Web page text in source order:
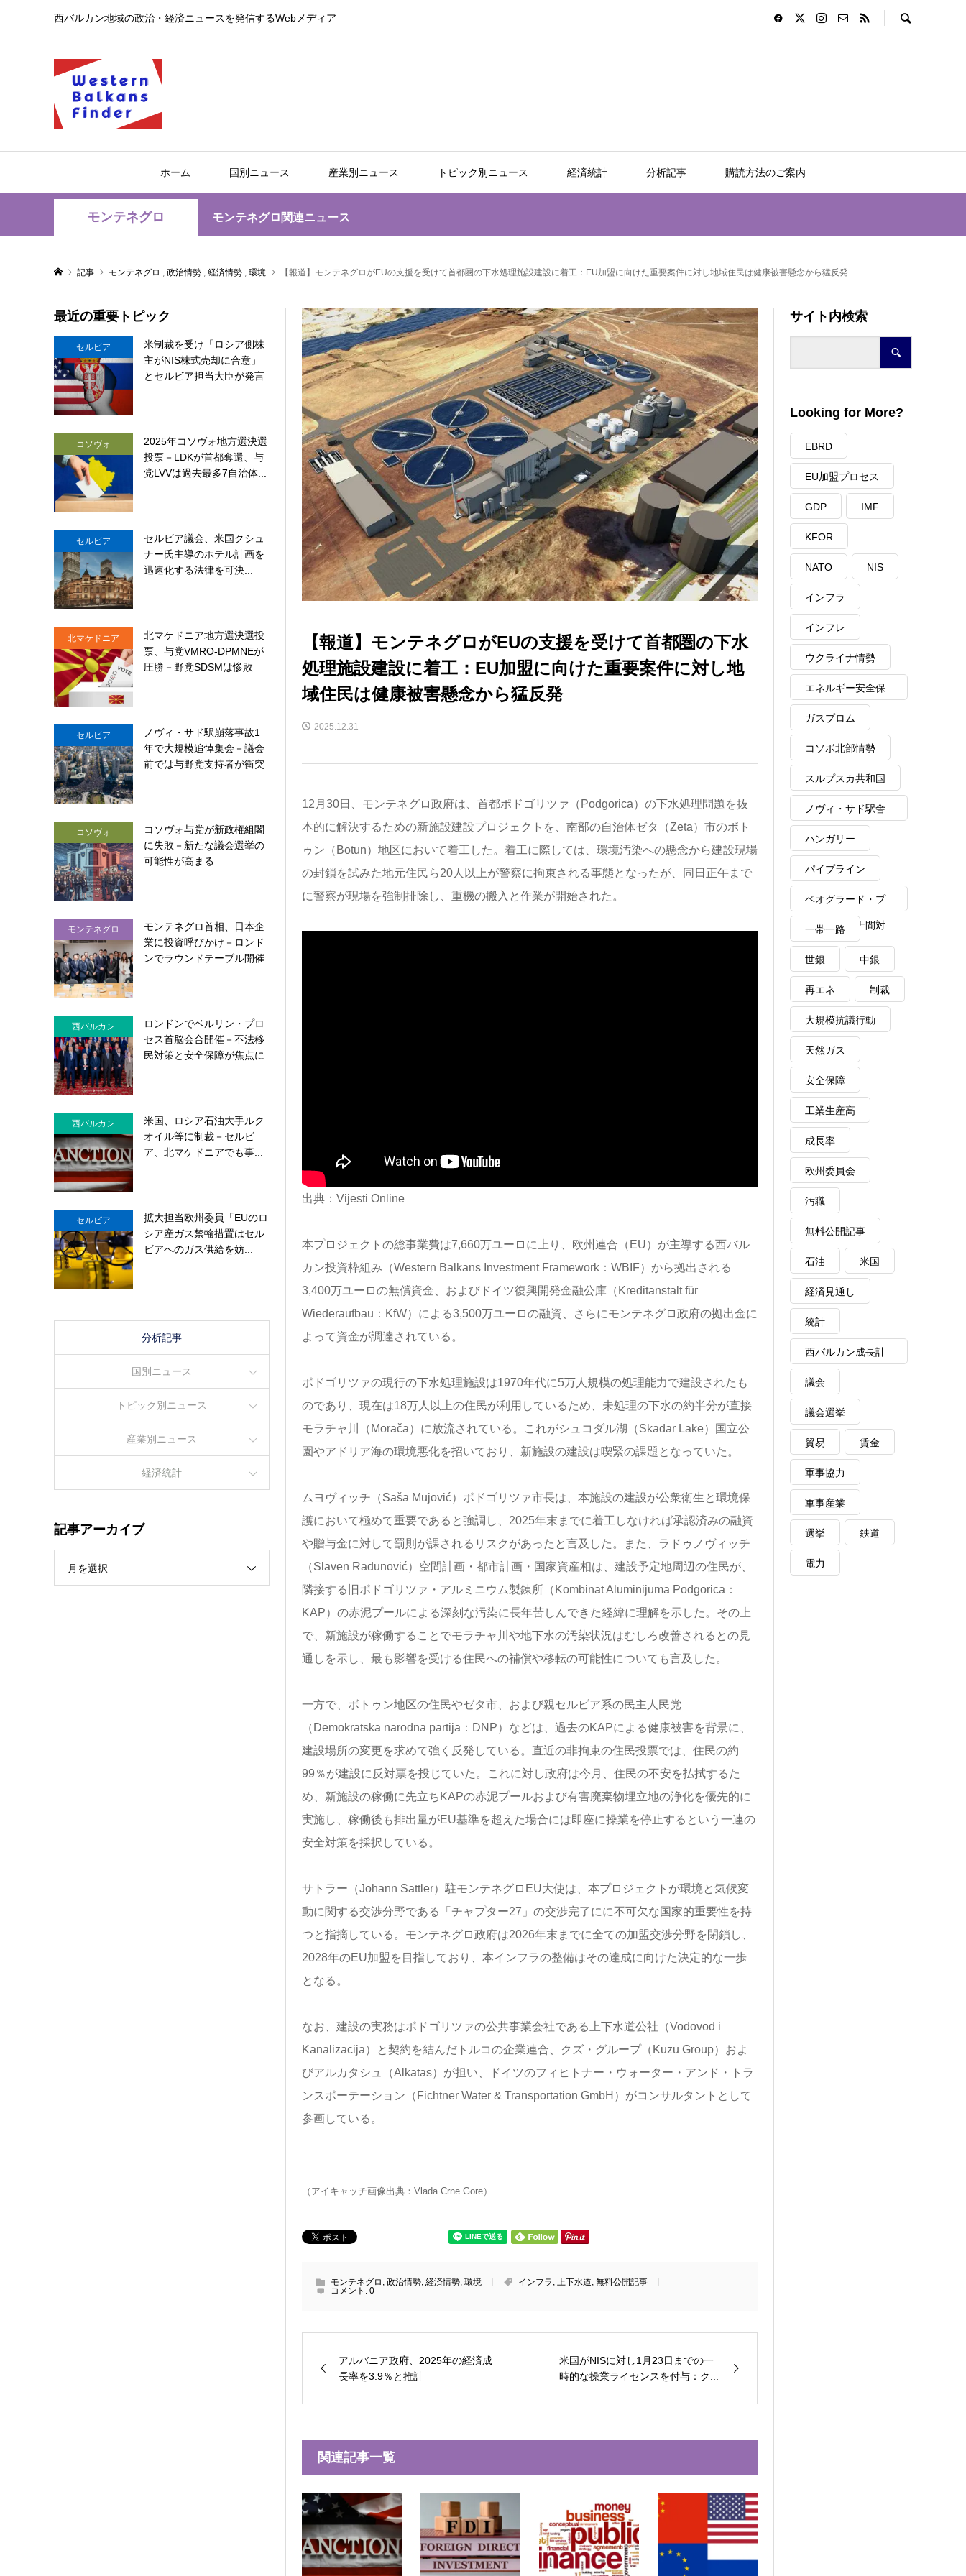
西バルカン地域の政治・経済ニュースを発信するWebメディア
ホーム 国別ニュース 産業別ニュース トピック別ニュース 経済統計 分析記事 購読方法のご案内
モンテネグロ モンテネグロ関連ニュース
記事 モンテネグロ 政治情勢 経済情勢 環境 【報道】モンテネグロがEUの支援を受けて首都圏の下水処理施設建設に着工：EU加盟に向けた重要案件に対し地域住民は健康被害懸念から猛反発
【報道】モンテネグロがEUの支援を受けて首都圏の下水
処理施設建設に着工：EU加盟に向けた重要案件に対し地
域住民は健康被害懸念から猛反発
2025.12.31
12月30日、モンテネグロ政府は、首都ポドゴリツァ（Podgorica）の下水処理問題を抜
本的に解決するための新施設建設プロジェクトを、南部の自治体ゼタ（Zeta）市のボト
ゥン（Botun）地区において着工した。着工に際しては、環境汚染への懸念から建設現場
の封鎖を試みた地元住民ら20人以上が警察に拘束される事態となったが、同日正午まで
に警察が現場を強制排除し、重機の搬入と作業が開始された。
出典：Vijesti Online
本プロジェクトの総事業費は7,660万ユーロに上り、欧州連合（EU）が主導する西バル
カン投資枠組み（Western Balkans Investment Framework：WBIF）から拠出される
3,400万ユーロの無償資金、およびドイツ復興開発金融公庫（Kreditanstalt für
Wiederaufbau：KfW）による3,500万ユーロの融資、さらにモンテネグロ政府の拠出金に
よって資金が調達されている。
ポドゴリツァの現行の下水処理施設は1970年代に5万人規模の処理能力で建設されたも
のであり、現在は18万人以上の住民が利用しているため、未処理の下水の約半分が直接
モラチャ川（Morača）に放流されている。これがシュコダル湖（Skadar Lake）国立公
園やアドリア海の環境悪化を招いており、新施設の建設は喫緊の課題となっていた。
ムヨヴィッチ（Saša Mujović）ポドゴリツァ市長は、本施設の建設が公衆衛生と環境保
護において極めて重要であると強調し、2025年末までに着工しなければ承認済みの融資
や贈与金に対して罰則が課されるリスクがあったと言及した。また、ラドゥノヴィッチ
（Slaven Radunović）空間計画・都市計画・国家資産相は、建設予定地周辺の住民が、
隣接する旧ポドゴリツァ・アルミニウム製錬所（Kombinat Aluminijuma Podgorica：
KAP）の赤泥プールによる深刻な汚染に長年苦しんできた経緯に理解を示した。その上
で、新施設が稼働することでモラチャ川や地下水の汚染状況はむしろ改善されるとの見
通しを示し、最も影響を受ける住民への補償や移転の可能性についても言及した。
一方で、ボトゥン地区の住民やゼタ市、および親セルビア系の民主人民党
（Demokratska narodna partija：DNP）などは、過去のKAPによる健康被害を背景に、
建設場所の変更を求めて強く反発している。直近の非拘束の住民投票では、住民の約
99％が建設に反対票を投じていた。これに対し政府は今月、住民の不安を払拭するた
め、新施設の稼働に先立ちKAPの赤泥プールおよび有害廃棄物埋立地の浄化を優先的に
実施し、稼働後も排出量がEU基準を超えた場合には即座に操業を停止するという一連の
安全対策を採択している。
サトラー（Johann Sattler）駐モンテネグロEU大使は、本プロジェクトが環境と気候変
動に関する交渉分野である「チャプター27」の交渉完了にに不可欠な国家的重要性を持
つと指摘している。モンテネグロ政府は2026年末までに全ての加盟交渉分野を閉鎖し、
2028年のEU加盟を目指しており、本インフラの整備はその達成に向けた決定的な一歩
となる。
なお、建設の実務はポドゴリツァの公共事業会社である上下水道公社（Vodovod i
Kanalizacija）と契約を結んだトルコの企業連合、クズ・グループ（Kuzu Group）およ
びアルカタシュ（Alkatas）が担い、ドイツのフィヒトナー・ウォーター・アンド・トラ
ンスポーテーション（Fichtner Water & Transportation GmbH）がコンサルタントとして
参画している。
（アイキャッチ画像出典：Vlada Crne Gore）
モンテネグロ , 政治情勢, 経済情勢, 環境 インフラ , 上下水道, 無料公開記事
コメント: 0
アルバニア政府、2025年の経済成
長率を3.9％と推計
米国がNISに対し1月23日までの一
時的な操業ライセンスを付与：ク...
関連記事一覧
最近の重要トピック
セルビア
米制裁を受け「ロシア側株
主がNIS株式売却に合意」
とセルビア担当大臣が発言
コソヴォ
2025年コソヴォ地方選決選
投票－LDKが首都奪還、与
党LVVは過去最多7自治体...
セルビア
セルビア議会、米国クシュ
ナー氏主導のホテル計画を
迅速化する法律を可決...
北マケドニア
北マケドニア地方選決選投
票、与党VMRO-DPMNEが
圧勝－野党SDSMは惨敗
セルビア
ノヴィ・サド駅崩落事故1
年で大規模追悼集会－議会
前では与野党支持者が衝突
コソヴォ
コソヴォ与党が新政権組閣
に失敗－新たな議会選挙の
可能性が高まる
モンテネグロ
モンテネグロ首相、日本企
業に投資呼びかけ－ロンド
ンでラウンドテーブル開催
西バルカン
ロンドンでベルリン・プロ
セス首脳会合開催－不法移
民対策と安全保障が焦点に
西バルカン
米国、ロシア石油大手ルク
オイル等に制裁－セルビ
ア、北マケドニアでも事...
セルビア
拡大担当欧州委員「EUのロ
シア産ガス禁輸措置はセル
ビアへのガス供給を妨...
分析記事
国別ニュース
トピック別ニュース
産業別ニュース
経済統計
記事アーカイブ
月を選択
サイト内検索
Looking for More?
EBRD
EU加盟プロセス
GDP IMF
KFOR
NATO NIS
インフラ
インフレ
ウクライナ情勢
エネルギー安全保
障
ガスプロム
コソボ北部情勢
スルプスカ共和国
ノヴィ・サド駅舎
崩落事故
ハンガリー
パイプライン
ベオグラード・プ
リシュティナ間対
話
一帯一路
世銀 中銀
再エネ 制裁
大規模抗議行動
天然ガス
安全保障
工業生産高
成長率
欧州委員会
汚職
無料公開記事
石油 米国
経済見通し
統計
西バルカン成長計
画
議会
議会選挙
貿易 賃金
軍事協力
軍事産業
選挙 鉄道
電力